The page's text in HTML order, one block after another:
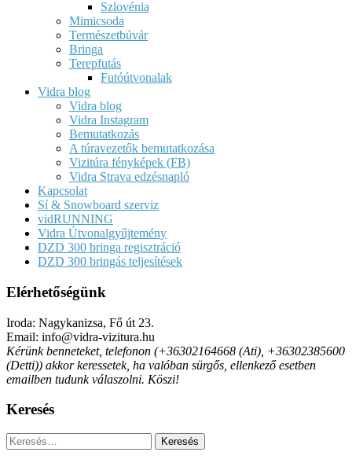
Szlovénia
Mimicsoda
Természetbúvár
Bringa
Terepfutás
Futóútvonalak
Vidra blog
Vidra blog
Vidra Instagram
Bemutatkozás
A túravezetők bemutatkozása
Vizitúra fényképek (FB)
Vidra Strava edzésnapló
Kapcsolat
Sí & Snowboard szerviz
vidRUNNING
Vidra Útvonalgyűjtemény
DZD 300 bringa regisztráció
DZD 300 bringás teljesítések
Elérhetőségünk
Iroda: Nagykanizsa, Fő út 23.
Email: info@vidra-vizitura.hu
Kérünk benneteket, telefonon (+36302164668 (Ati), +36302385600
(Detti)) akkor keressetek, ha valóban sürgős, ellenkező esetben
emailben tudunk válaszolni. Köszi!
Keresés
Keresés: